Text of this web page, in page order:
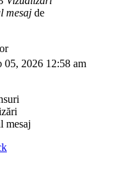
mesaj de
05, 2026 12:58 am
mesaj